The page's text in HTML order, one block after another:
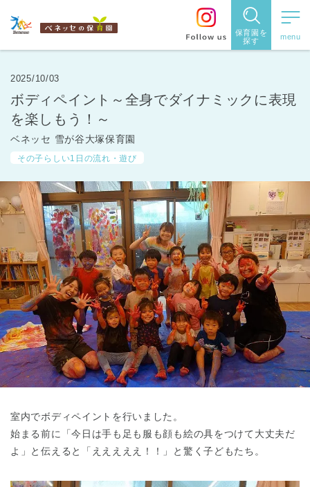
保育園を
探す
保育園を探す
住所・駅
す
都道府県
から探す
東京都
東京都 全域
2025/10/03
ボディペイント～全身でダイナミックに表現
を楽しもう！～
ベネッセ 雪が谷大塚保育園
その子らしい1日の流れ・遊び
室内でボディペイントを行いました。
始まる前に「今日は手も足も服も顔も絵の具をつけて大丈夫だ
よ」と伝えると「えええええ！！」と驚く子どもたち。